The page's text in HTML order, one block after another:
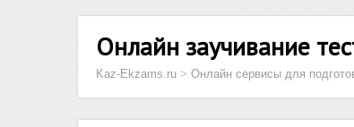
Онлайн заучивание
Kaz-Ekzams.ru > Онлайн сервисы для